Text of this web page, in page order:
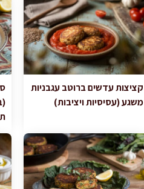
קציצות עדשים ברוטב עגבניות
משגע (עסיסיות ויציבות)